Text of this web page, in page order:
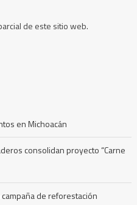
de este sitio web.
en Michoacán
consolidan proyecto “Carne
de reforestación